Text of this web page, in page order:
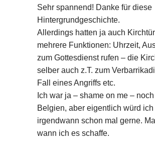
Sehr spannend! Danke für diese
Hintergrundgeschichte.
Allerdings hatten ja auch
mehrere Funktionen: Uhrzeit,
zum Gottesdienst rufen – die
selber auch z.T. zum
Fall eines Angriffs etc.
Ich war ja – shame on me –
Belgien, aber eigentlich würd ich
irgendwann schon mal gerne.
wann ich es schaffe.